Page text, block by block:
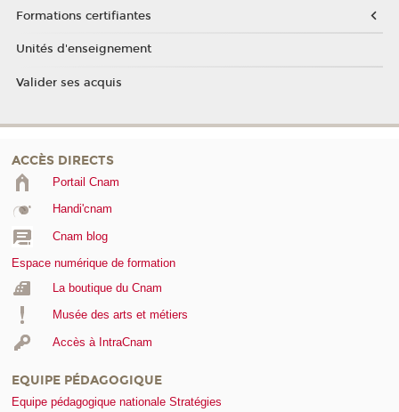
Formations certifiantes
Unités d'enseignement
Valider ses acquis
ACCÈS DIRECTS
Portail Cnam
Handi'cnam
Cnam blog
Espace numérique de formation
La boutique du Cnam
Musée des arts et métiers
Accès à IntraCnam
EQUIPE PÉDAGOGIQUE
Equipe pédagogique nationale Stratégies